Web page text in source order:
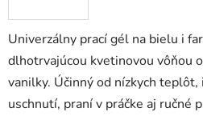
Univerzálny prací gél na bielu i
dlhotrvajúcou kvetinovou vôňou
vanilky. Účinný od nízkych
uschnutí, praní v práčke aj ručné